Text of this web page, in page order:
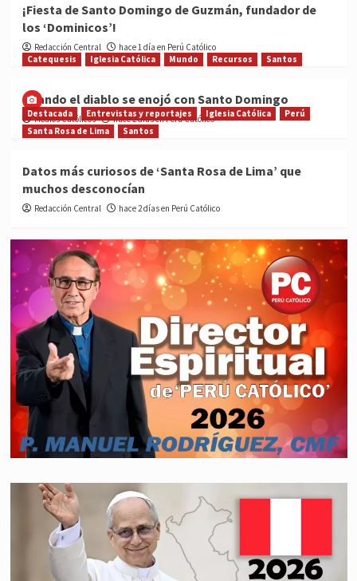
¡Fiesta de Santo Domingo de Guzmán, fundador de
los ‘Dominicos’!
Redacción Central
hace 1 día en Perú Católico
Catequesis
Iglesia Católica Mundo Recursos Santos
Cuando el diablo se enojó con Santo Domingo
Medios Católicos hace 2 días en Perú Católico
Destacada Entrevistas y reportajes Iglesia Católica
Perú
Santa Rosa de Lima
Santos
Datos más curiosos de ‘Santa Rosa de Lima’ que
muchos desconocían
Redacción Central hace 2 días en Perú Católico